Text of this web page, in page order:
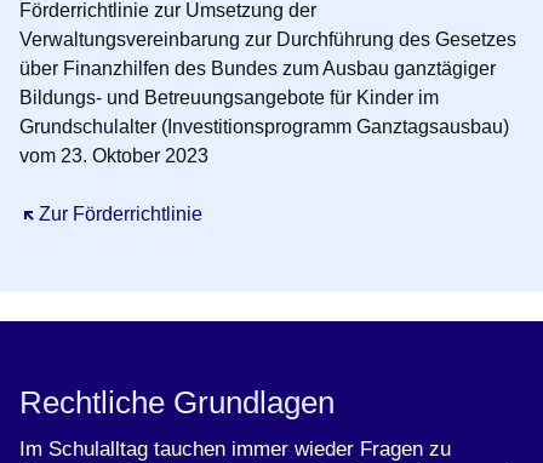
Förderrichtlinie zur Umsetzung der
Verwaltungsvereinbarung zur Durchführung des Gesetzes
über Finanzhilfen des Bundes zum Ausbau ganztägiger
Bildungs- und Betreuungsangebote für Kinder im
Grundschulalter (Investitionsprogramm Ganztagsausbau)
vom 23. Oktober 2023
Zur Förderrichtlinie
Öffnet sich in einem neuen Fenster
Rechtliche Grundlagen
Im Schulalltag tauchen immer wieder Fragen zu